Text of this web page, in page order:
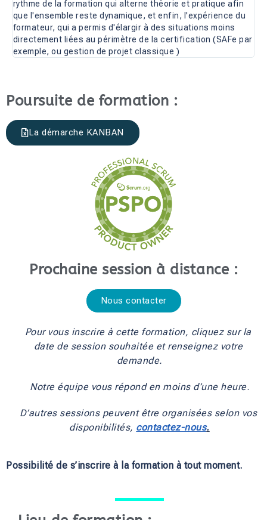
rythme de la formation qui alterne théorie et pratique afin
que l'ensemble reste dynamique, et enfin, l'expérience du
formateur, qui a permis d'élargir à des situations moins
directement liées au périmètre de la certification (SAFe par
exemple, ou gestion de projet classique )
Poursuite de formation :
La démarche KANBAN
Prochaine session à distance :
Nous contacter
Pour vous inscrire à cette formation, cliquez sur la
date de session souhaitée et renseignez votre
demande.
Notre équipe vous répond en moins d’une heure.
D’autres sessions peuvent être organisées selon vos
disponibilités, contactez-nous.
Possibilité de s’inscrire à la formation à tout moment.